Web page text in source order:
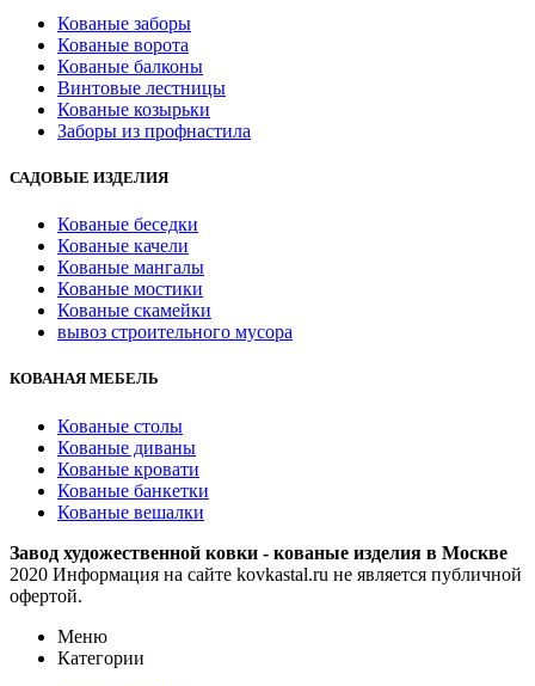
Кованые заборы
Кованые ворота
Кованые балконы
Винтовые лестницы
Кованые козырьки
Заборы из профнастила
САДОВЫЕ ИЗДЕЛИЯ
Кованые беседки
Кованые качели
Кованые мангалы
Кованые мостики
Кованые скамейки
вывоз строительного мусора
КОВАНАЯ МЕБЕЛЬ
Кованые столы
Кованые диваны
Кованые кровати
Кованые банкетки
Кованые вешалки
Завод художественной ковки - кованые изделия в Москве
2020 Информация на сайте kovkastal.ru не является публичной
офертой.
Меню
Категории